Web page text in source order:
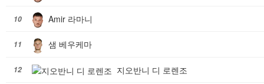
10 Amir 라마니
11 샘 베우케마
12 지오반니 디 로렌조